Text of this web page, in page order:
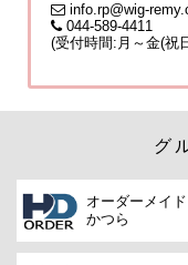
info.rp@wig-
044-589-4411
(受付時間:月～金(祝
グ
オーダーメイド
かつら